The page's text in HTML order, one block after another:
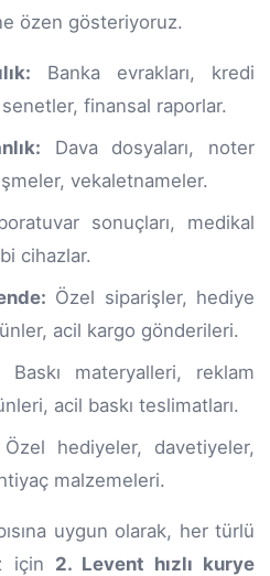
özen gösteriyoruz.
Banka evrakları, kredi
finansal raporlar.
Dava dosyaları, noter
vekaletnameler.
sonuçları, medikal
cihazlar.
Özel siparişler, hediye
acil kargo gönderileri.
Baskı materyalleri, reklam
acil baskı teslimatları.
Özel hediyeler, davetiyeler,
malzemeleri.
uygun olarak, her türlü
için 2. Levent hızlı kurye